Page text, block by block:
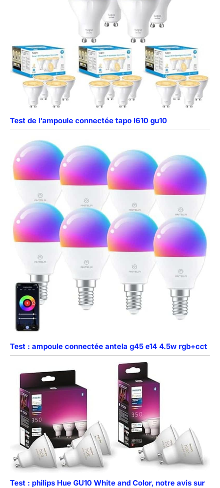
Test de l’ampoule connectée tapo l610 gu10
Test : ampoule connectée antela g45 e14 4.5w rgb+cct
Test : philips Hue GU10 White and Color, notre avis sur